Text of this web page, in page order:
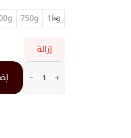
1kg
750g
إزالة
كمية
هيل
حبشي
مقشر